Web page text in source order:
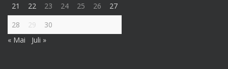
21
22 23 24 25 26
27
28
29
30
« Mai
Juli »